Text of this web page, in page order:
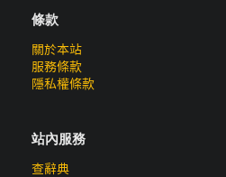
條款
關於本站
服務條款
隱私權條款
站內服務
查辭典